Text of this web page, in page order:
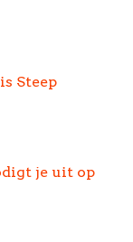
Steep
je uit op